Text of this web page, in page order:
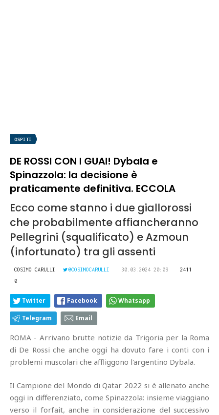
OSPITI
DE ROSSI CON I GUAI! Dybala e
Spinazzola: la decisione è
praticamente definitiva. ECCOLA
Ecco come stanno i due giallorossi
che probabilmente affiancheranno
Pellegrini (squalificato) e Azmoun
(infortunato) tra gli assenti
COSIMO CARULLI @COSIMOCARULLI 30.03.2024 20:09
2411
0
Twitter Facebook Whatsapp
Telegram Email
ROMA - Arrivano brutte notizie da Trigoria per la Roma
di De Rossi che anche oggi ha dovuto fare i conti con i
problemi muscolari che affliggono l'argentino Dybala.
Il Campione del Mondo di Qatar 2022 si è allenato anche
oggi in differenziato, come Spinazzola: insieme viaggiano
verso il forfait, anche in considerazione del successivo